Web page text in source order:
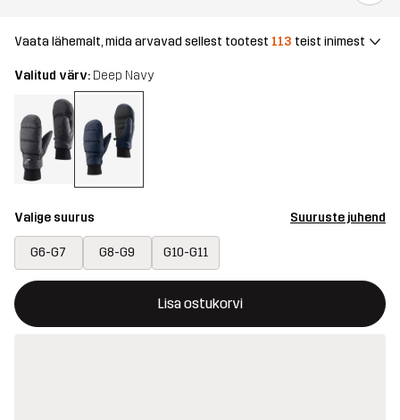
Vaata lähemalt, mida arvavad sellest tootest 113 teist inimest
Valitud värv: Deep Navy
Valige suurus Suuruste juhend
G6-G7 G8-G9 G10-G11
Lisa ostukorvi
See nupp avab modaali, mis kinnitab ostukorvis uue kauba
{{size}} pole saadaval